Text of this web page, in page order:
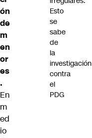
ón
de
m
en
or
es
.
En
m
ed
io
Esto
se
sabe
de
la
investigación
contra
el
PDG